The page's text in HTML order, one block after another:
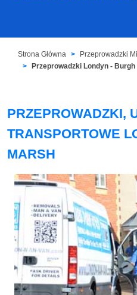
Strona Główna
Przeprowadzki
Przeprowadzki Londyn - Burgh
PRZEPROWADZKI,
TRANSPORTOWE
MARSH